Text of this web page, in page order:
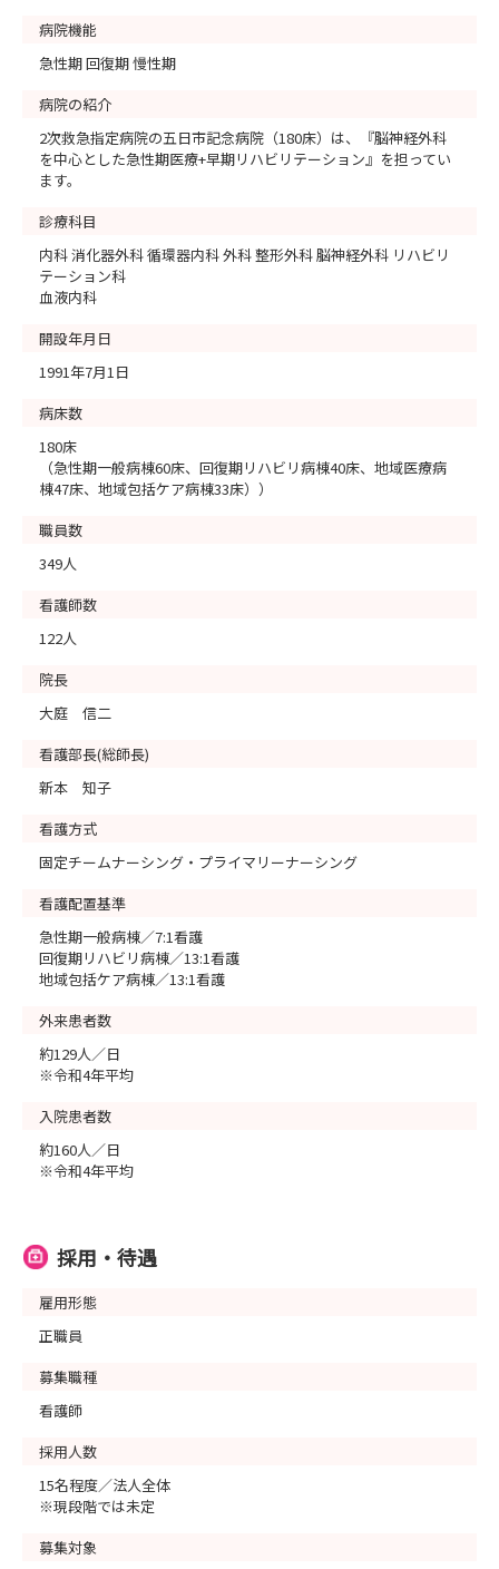
病院機能
急性期 回復期 慢性期
病院の紹介
2次救急指定病院の五日市記念病院（180床）は、『脳神経外科
を中心とした急性期医療+早期リハビリテーション』を担ってい
ます。
診療科目
内科 消化器外科 循環器内科 外科 整形外科 脳神経外科 リハビリ
テーション科
血液内科
開設年月日
1991年7月1日
病床数
180床
（急性期一般病棟60床、回復期リハビリ病棟40床、地域医療病
棟47床、地域包括ケア病棟33床））
職員数
349人
看護師数
122人
院長
大庭 信二
看護部長(総師長)
新本 知子
看護方式
固定チームナーシング・プライマリーナーシング
看護配置基準
急性期一般病棟／7:1看護
回復期リハビリ病棟／13:1看護
地域包括ケア病棟／13:1看護
外来患者数
約129人／日
※令和4年平均
入院患者数
約160人／日
※令和4年平均
採用・待遇
雇用形態
正職員
募集職種
看護師
採用人数
15名程度／法人全体
※現段階では未定
募集対象